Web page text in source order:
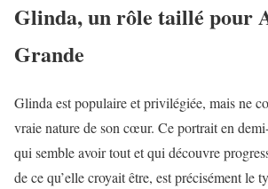
Glinda, un rôle taillé pour
Grande
Glinda est populaire et privilégiée, mais ne
vraie nature de son cœur. Ce portrait en
qui semble avoir tout et qui découvre
de ce qu’elle croyait être, est précisément le